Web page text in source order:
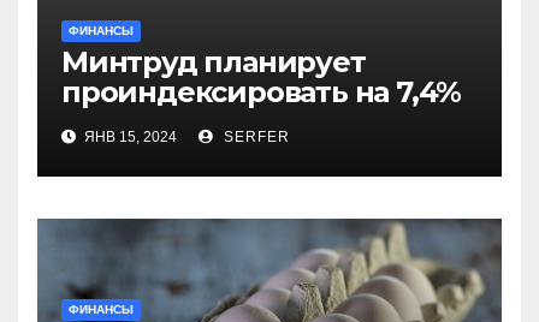
ФИНАНСЫ
Минтруд планирует
проиндексировать на 7,4%
более 40 выплат и
компенсаций
ЯНВ 15, 2024 SERFER
ФИНАНСЫ